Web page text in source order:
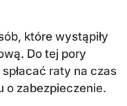
które wystąpiły
Do tej pory
raty na czas
o zabezpieczenie.